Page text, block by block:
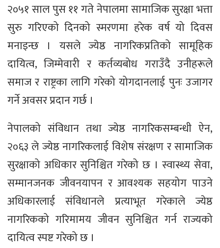
२०५१ साल पुस ११ गते नेपालमा सामाजिक सुरक्षा भत्ता
सुरु गरिएको दिनको स्मरणमा हरेक वर्ष यो दिवस
मनाइन्छ । यसले ज्येष्ठ नागरिकप्रतिको सामूहिक
दायित्व, जिम्मेवारी र कर्तव्यबोध गराउँदै उनीहरूले
समाज र राष्ट्रका लागि गरेको योगदानलाई पुनः उजागर
गर्ने अवसर प्रदान गर्छ ।
नेपालको संविधान तथा ज्येष्ठ नागरिकसम्बन्धी ऐन,
२०६३ ले ज्येष्ठ नागरिकलाई विशेष संरक्षण र सामाजिक
सुरक्षाको अधिकार सुनिश्चित गरेको छ । स्वास्थ्य सेवा,
सम्मानजनक जीवनयापन र आवश्यक सहयोग पाउने
अधिकारलाई संविधानले प्रत्याभूत गरेकाले ज्येष्ठ
नागरिकको गरिमामय जीवन सुनिश्चित गर्न राज्यको
दायित्व स्पष्ट गरेको छ ।